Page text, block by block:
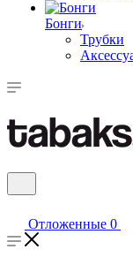
Бонги
Трубки
Отложенные 0